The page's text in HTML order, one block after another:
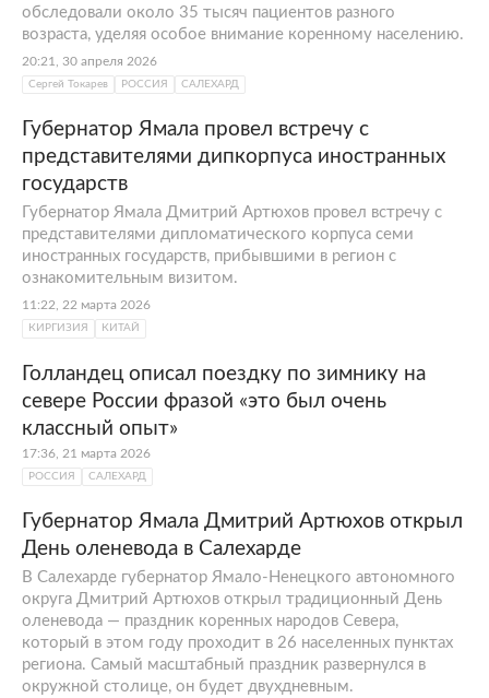
обследовали около 35 тысяч пациентов разного
возраста, уделяя особое внимание коренному населению.
20:21, 30 апреля 2026
Сергей Токарев РОССИЯ САЛЕХАРД
Губернатор Ямала провел встречу с
представителями дипкорпуса иностранных
государств
Губернатор Ямала Дмитрий Артюхов провел встречу с
представителями дипломатического корпуса семи
иностранных государств, прибывшими в регион с
ознакомительным визитом.
11:22, 22 марта 2026
КИРГИЗИЯ КИТАЙ
Голландец описал поездку по зимнику на
севере России фразой «это был очень
классный опыт»
17:36, 21 марта 2026
РОССИЯ САЛЕХАРД
Губернатор Ямала Дмитрий Артюхов открыл
День оленевода в Салехарде
В Салехарде губернатор Ямало-Ненецкого автономного
округа Дмитрий Артюхов открыл традиционный День
оленевода — праздник коренных народов Севера,
который в этом году проходит в 26 населенных пунктах
региона. Самый масштабный праздник развернулся в
окружной столице, он будет двухдневным.